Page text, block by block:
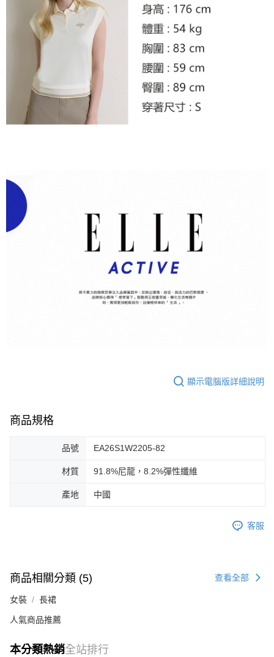
顯示電腦版詳細說明
商品規格
品號 EA26S1W2205-82
材質 91.8%尼龍，8.2%彈性纖維
產地 中國
客服
商品相關分類 (5) 查看全部
女裝 長裙
人氣商品推薦
本分類熱銷全站排行